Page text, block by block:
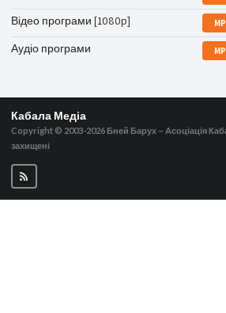
Відео програми [1080p]
Аудіо програми
Кабала Медіа
Copyright © 2003-2026 Бней Барух – Асоціація
захищені